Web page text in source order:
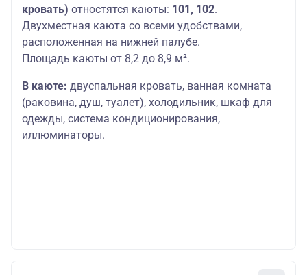
кровать) отностятся каюты: 101, 102.
Двухместная каюта со всеми удобствами,
расположенная на нижней палубе.
Площадь каюты от 8,2 до 8,9 м².
В каюте: двуспальная кровать, ванная комната
(раковина, душ, туалет), холодильник, шкаф для
одежды, система кондиционирования,
иллюминаторы.